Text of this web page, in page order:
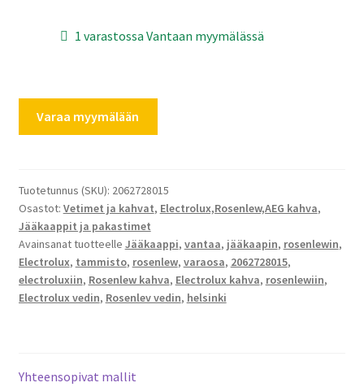
1 varastossa Vantaan myymälässä
määrä
Varaa myymälään
Tuotetunnus (SKU): 2062728015
Osastot: Vetimet ja kahvat, Electrolux,Rosenlew,AEG kahva,
Jääkaappit ja pakastimet
Avainsanat tuotteelle Jääkaappi, vantaa, jääkaapin, rosenlewin,
Electrolux, tammisto, rosenlew, varaosa, 2062728015,
electroluxiin, Rosenlew kahva, Electrolux kahva, rosenlewiin,
Electrolux vedin, Rosenlev vedin, helsinki
Yhteensopivat mallit